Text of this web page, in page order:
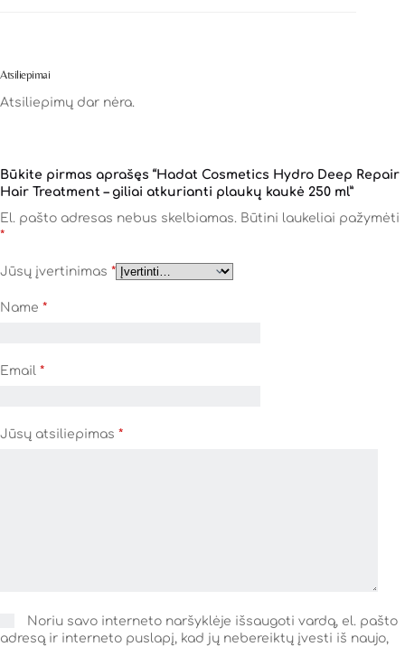
Atsiliepimai
Atsiliepimų dar nėra.
Būkite pirmas aprašęs “Hadat Cosmetics Hydro Deep Repair
Hair Treatment – giliai atkurianti plaukų kaukė 250 ml”
El. pašto adresas nebus skelbiamas. Būtini laukeliai pažymėti
*
Jūsų įvertinimas *
Name *
Email *
Jūsų atsiliepimas *
Noriu savo interneto naršyklėje išsaugoti vardą, el. pašto
adresą ir interneto puslapį, kad jų nebereiktų įvesti iš naujo,